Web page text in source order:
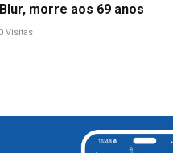
morre aos 69 anos
0 Visitas